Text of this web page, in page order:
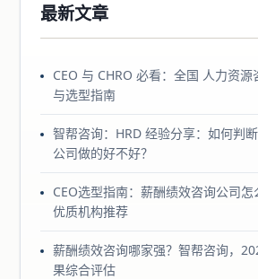
最新文章
CEO 与 CHRO 必看：全国 人力资
与选型指南
智帮咨询：HRD 经验分享：如何判
公司做的好不好？
CEO选型指南：薪酬绩效咨询公司
优质机构推荐
薪酬绩效咨询哪家强？智帮咨询，
果综合评估